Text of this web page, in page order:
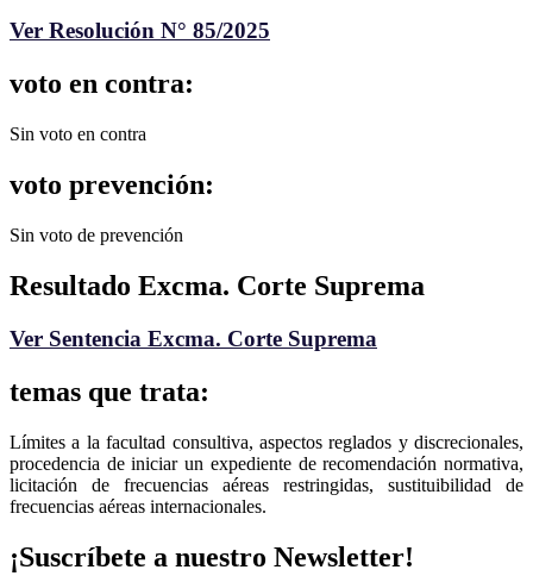
Ver Resolución N° 85/2025
voto en contra:
Sin voto en contra
voto prevención:
Sin voto de prevención
Resultado Excma. Corte Suprema
Ver Sentencia Excma. Corte Suprema
temas que trata:
Límites a la facultad consultiva, aspectos reglados y discrecionales,
procedencia de iniciar un expediente de recomendación normativa,
licitación de frecuencias aéreas restringidas, sustituibilidad de
frecuencias aéreas internacionales.
¡Suscríbete a nuestro Newsletter!